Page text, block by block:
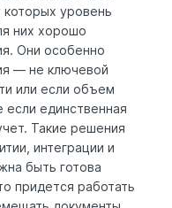
которых уровень
них хорошо
Они особенно
— не ключевой
или если объем
единственная
Такие решения
интеграции и
быть готова
придется работать